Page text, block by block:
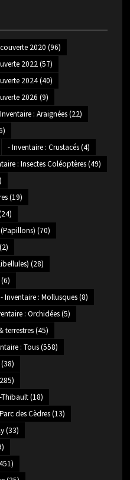
2020 (96)
2022(57)
2024(40)
2026 (9)
: Araignées(22)
- Inventaire : Crustacés(4)
: Insectes Coléoptères(49)
(19)
(70)
(28)
- Inventaire : Mollusques(8)
: Orchidées(5)
terrestres(45)
: Tous(558)
Thibault(18)
des Cèdres(13)
(33)